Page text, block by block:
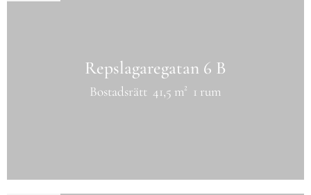
Repslagaregatan 6 B
Bostadsrätt 41,5 m² 1 rum